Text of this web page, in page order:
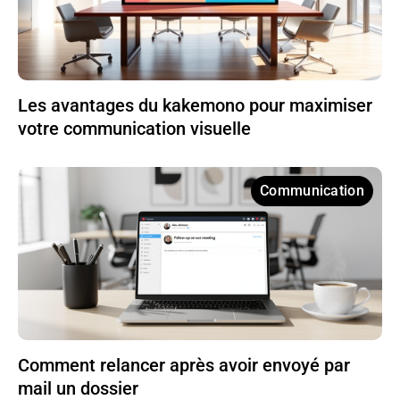
Les avantages du kakemono pour maximiser
votre communication visuelle
Communication
Comment relancer après avoir envoyé par
mail un dossier